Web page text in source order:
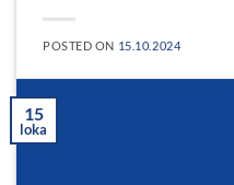
POSTED ON 15.10.2024
15
loka